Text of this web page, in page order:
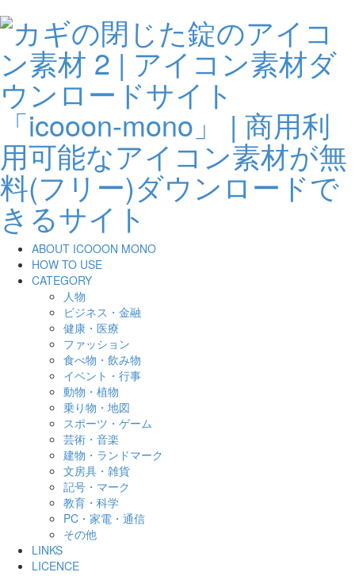
ABOUT ICOOON MONO
HOW TO USE
CATEGORY
人物
ビジネス・金融
健康・医療
ファッション
食べ物・飲み物
イベント・行事
動物・植物
乗り物・地図
スポーツ・ゲーム
芸術・音楽
建物・ランドマーク
文房具・雑貨
記号・マーク
教育・科学
PC・家電・通信
その他
LINKS
LICENCE